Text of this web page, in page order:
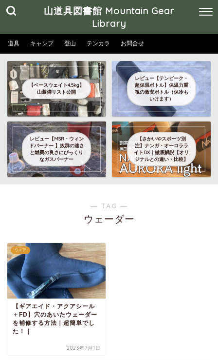
山道具図書館 Mountain Gear
Library
道具 キャンプ 登山 テンカラ お問合せ
【ベースウェイト4.5kg】
山装備リスト公開
レビュー【テンピーク・
超保温ボトル】保温力重
視の激安ボトル（保冷も
いけます）
レビュー【MSR・ウィン
ドバーナー 】抜群の速さ
と燃費の良さにびっくり
なガスバーナー
【さかいやスポーツ別
注】ナンガ・オーロララ
イトDX｜徹底解説【オリ
ジナルとの違い・比較】
― TAG ―
ウェーダー
ウエア
【ギアエイド・アクアシール
＋FD】穴のあいたウェーダー
を補修する方法｜超簡単でし
た！｜
2023年7月1日